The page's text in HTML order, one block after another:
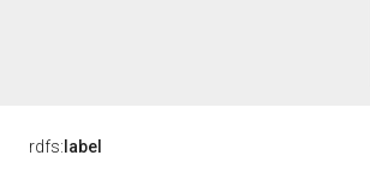
rdfs: label